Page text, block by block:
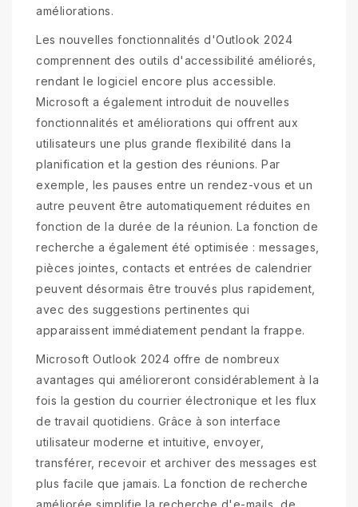
améliorations.
Les nouvelles fonctionnalités d'Outlook 2024
comprennent des outils d'accessibilité améliorés,
rendant le logiciel encore plus accessible.
Microsoft a également introduit de nouvelles
fonctionnalités et améliorations qui offrent aux
utilisateurs une plus grande flexibilité dans la
planification et la gestion des réunions. Par
exemple, les pauses entre un rendez-vous et un
autre peuvent être automatiquement réduites en
fonction de la durée de la réunion. La fonction de
recherche a également été optimisée : messages,
pièces jointes, contacts et entrées de calendrier
peuvent désormais être trouvés plus rapidement,
avec des suggestions pertinentes qui
apparaissent immédiatement pendant la frappe.
Microsoft Outlook 2024 offre de nombreux
avantages qui amélioreront considérablement à la
fois la gestion du courrier électronique et les flux
de travail quotidiens. Grâce à son interface
utilisateur moderne et intuitive, envoyer,
transférer, recevoir et archiver des messages est
plus facile que jamais. La fonction de recherche